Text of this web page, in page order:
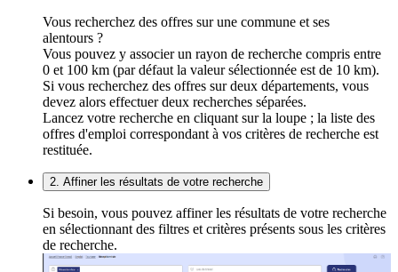
Vous recherchez des offres sur une commune et ses
alentours ?
Vous pouvez y associer un rayon de recherche compris entre
0 et 100 km (par défaut la valeur sélectionnée est de 10 km).
Si vous recherchez des offres sur deux départements, vous
devez alors effectuer deux recherches séparées.
Lancez votre recherche en cliquant sur la loupe ; la liste des
offres d'emploi correspondant à vos critères de recherche est
restituée.
2. Affiner les résultats de votre recherche
Si besoin, vous pouvez affiner les résultats de votre recherche
en sélectionnant des filtres et critères présents sous les critères
de recherche.